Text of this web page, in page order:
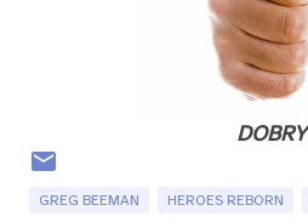
DOBRY
GREG BEEMAN HEROES REBORN